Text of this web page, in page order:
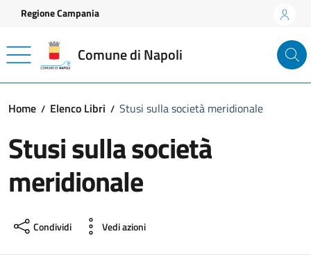
Vai ai contenuti
Vai al footer
Regione Campania
Comune di Napoli
Home Elenco Libri Stusi sulla società meridionale
Stusi sulla società
meridionale
Condividi Vedi azioni